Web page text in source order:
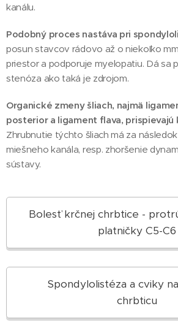
kanálu.
Podobný proces nastáva pri
posun stavcov rádovo až o niekoľko
priestor a podporuje myelopatiu. Dá sa
stenóza ako taká je zdrojom.
Organické zmeny šliach, najmä
posterior a ligament flava,
Zhrubnutie týchto šliach má za
miešneho kanála, resp. zhoršenie
sústavy.
Bolesť krčnej chrbtice -
platničky C5-C6
Spondylolistéza a cviky
chrbticu